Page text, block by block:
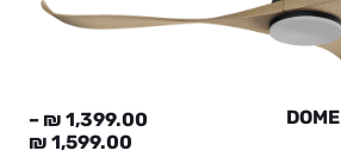
מאוורר תקרה חכם - DOME
1,399.00
₪
–
1,599.00
₪